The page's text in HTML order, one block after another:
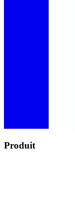
Produit